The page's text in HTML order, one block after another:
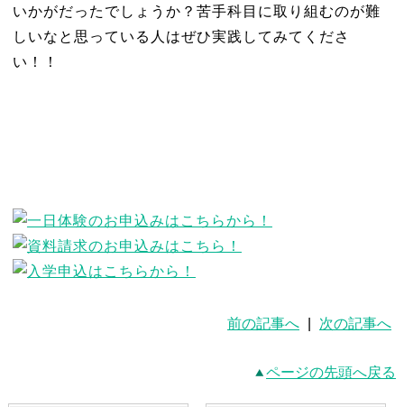
いかがだったでしょうか？苦手科目に取り組むのが難
しいなと思っている人はぜひ実践してみてくださ
い！！
前の記事へ 次の記事へ
ページの先頭へ戻る